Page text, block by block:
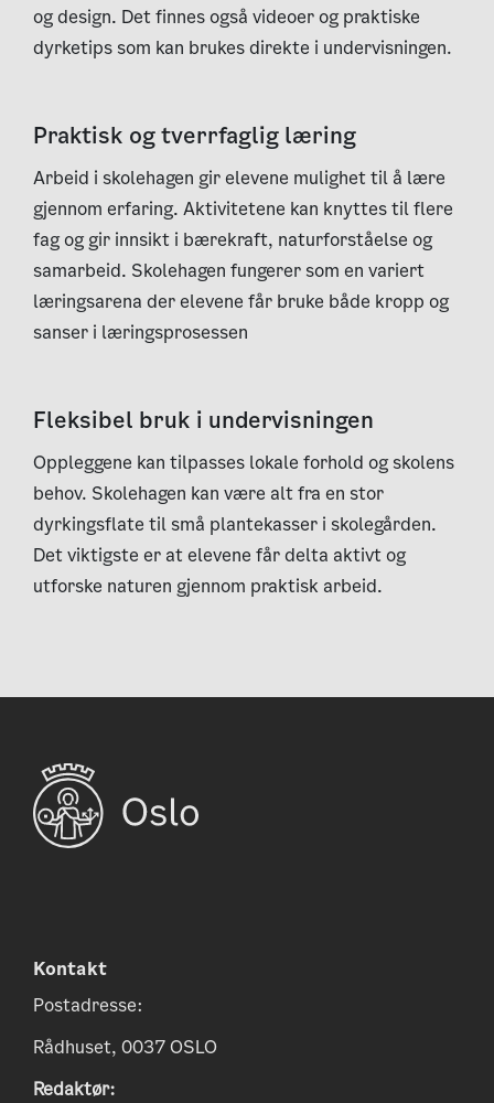
og design. Det finnes også videoer og praktiske
dyrketips som kan brukes direkte i undervisningen.
Praktisk og tverrfaglig læring
Arbeid i skolehagen gir elevene mulighet til å lære
gjennom erfaring. Aktivitetene kan knyttes til flere
fag og gir innsikt i bærekraft, naturforståelse og
samarbeid. Skolehagen fungerer som en variert
læringsarena der elevene får bruke både kropp og
sanser i læringsprosessen
Fleksibel bruk i undervisningen
Oppleggene kan tilpasses lokale forhold og skolens
behov. Skolehagen kan være alt fra en stor
dyrkingsflate til små plantekasser i skolegården.
Det viktigste er at elevene får delta aktivt og
utforske naturen gjennom praktisk arbeid.
Kontakt
Postadresse:
Rådhuset, 0037 OSLO
Redaktør: